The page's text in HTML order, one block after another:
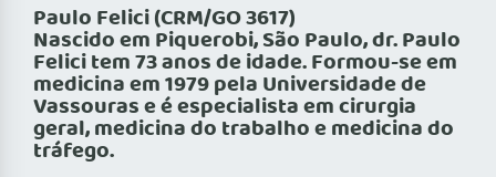
Paulo Felici (CRM/GO 3617)
Nascido em Piquerobi, São Paulo, dr. Paulo
Felici tem 73 anos de idade. Formou-se em
medicina em 1979 pela Universidade de
Vassouras e é especialista em cirurgia
geral, medicina do trabalho e medicina do
tráfego.